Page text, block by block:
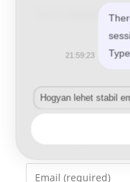
your
name
Enter
21:59:23
Hogyan lehet stabil